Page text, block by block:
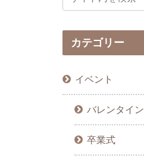
カテゴリー
イベント
バレンタイン
卒業式